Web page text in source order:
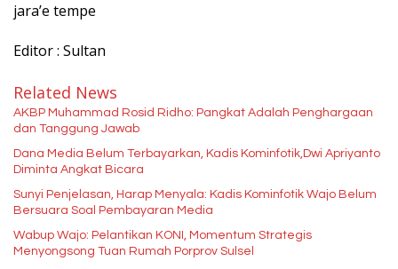
jara’e tempe
Editor : Sultan
Related News
AKBP Muhammad Rosid Ridho: Pangkat Adalah Penghargaan
dan Tanggung Jawab
Dana Media Belum Terbayarkan, Kadis Kominfotik,Dwi Apriyanto
Diminta Angkat Bicara
Sunyi Penjelasan, Harap Menyala: Kadis Kominfotik Wajo Belum
Bersuara Soal Pembayaran Media
Wabup Wajo: Pelantikan KONI, Momentum Strategis
Menyongsong Tuan Rumah Porprov Sulsel